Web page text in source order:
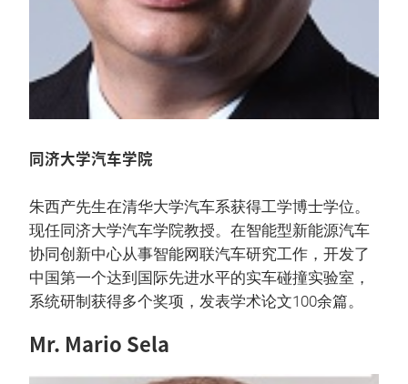
同济大学汽车学院
朱西产先生在清华大学汽车系获得工学博士学位。
现任同济大学汽车学院教授。在智能型新能源汽车
协同创新中心从事智能网联汽车研究工作，开发了
中国第一个达到国际先进水平的实车碰撞实验室，
系统研制获得多个奖项，发表学术论文100余篇。
Mr. Mario Sela